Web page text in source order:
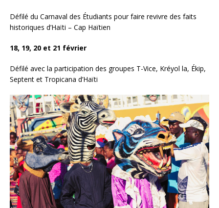
Défilé du Carnaval des Étudiants pour faire revivre des faits
historiques d’Haïti – Cap Haïtien
18, 19, 20 et 21 février
Défilé avec la participation des groupes T-Vice, Kréyol la, Ékip,
Septent et Tropicana d’Haïti